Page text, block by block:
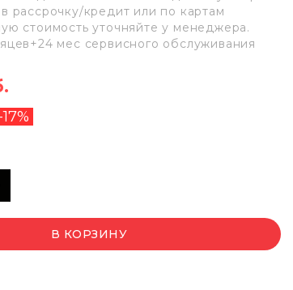
рассрочку/кредит или по картам
стоимость уточняйте у менеджера.
мес сервисного обслуживания
В КОРЗИНУ